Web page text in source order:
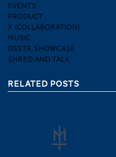
EVENTS
PRODUCT
X (COLLABORATION)
MUSIC
DSSTR SHOWCASE
SHRED AND TALK
RELATED POSTS